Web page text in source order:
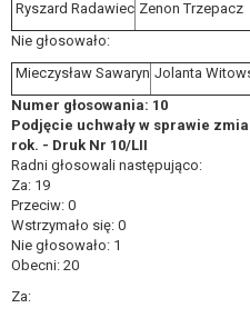
Ryszard Radawiec Zenon Trzepacz
Nie głosowało:
Mieczysław Sawaryn Jolanta
Numer głosowania: 10
Podjęcie uchwały w sprawie
rok. - Druk Nr 10/LII
Radni głosowali następująco:
Za: 19
Przeciw: 0
Wstrzymało się: 0
Nie głosowało: 1
Obecni: 20
Za: